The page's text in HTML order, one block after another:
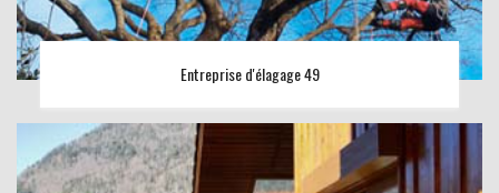
Entreprise d'élagage 49